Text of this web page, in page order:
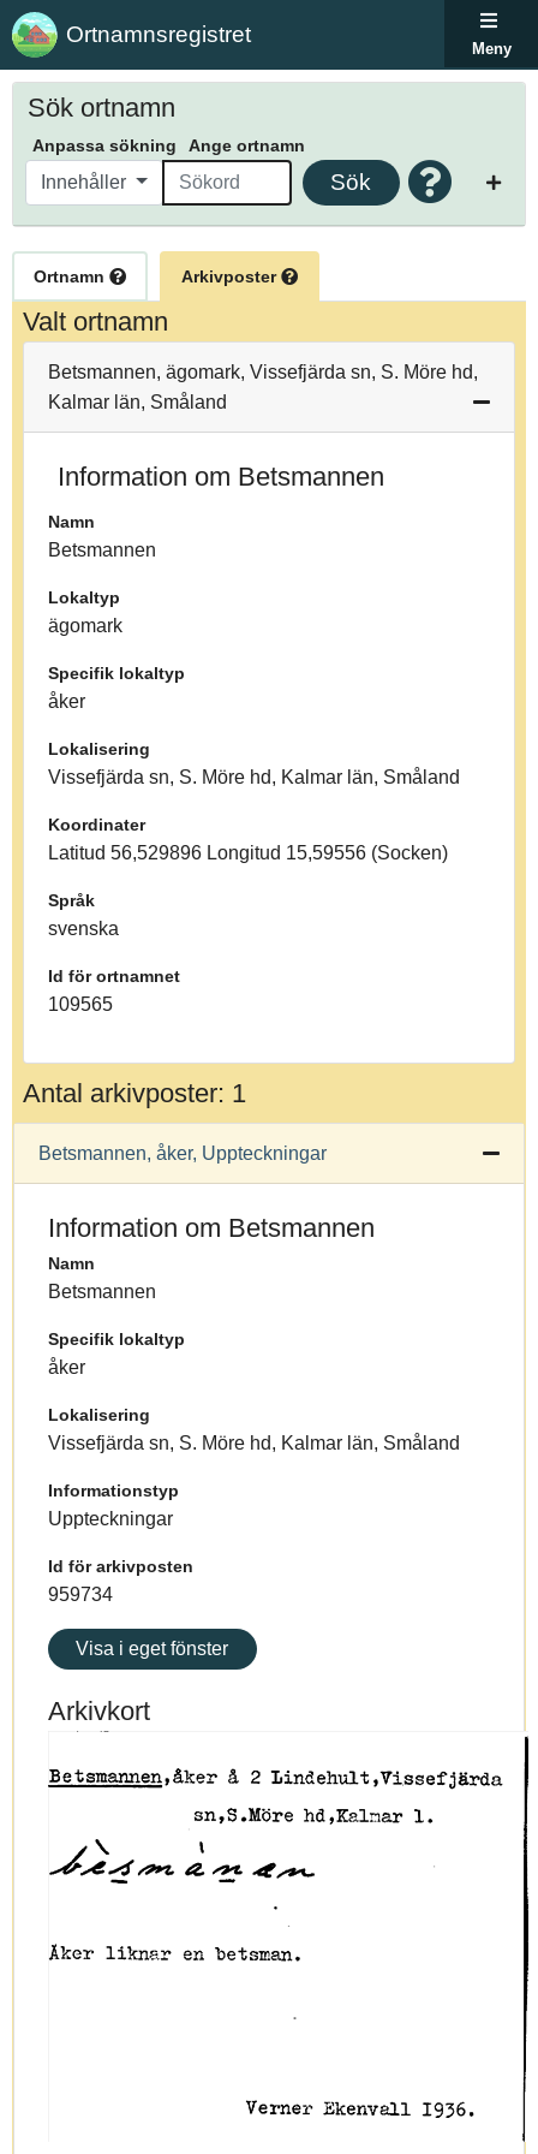
Ortnamnsregistret
Meny
Sök ortnamn
Anpassa sökning Ange ortnamn
Innehåller Sök
Ortnamn Arkivposter
Valt ortnamn
Betsmannen, ägomark, Vissefjärda sn, S. Möre hd,
Kalmar län, Småland
Information om Betsmannen
Namn
Betsmannen
Lokaltyp
ägomark
Specifik lokaltyp
åker
Lokalisering
Vissefjärda sn, S. Möre hd, Kalmar län, Småland
Koordinater
Latitud 56,529896 Longitud 15,59556 (Socken)
Språk
svenska
Id för ortnamnet
109565
Antal arkivposter: 1
Betsmannen, åker, Uppteckningar
Information om Betsmannen
Namn
Betsmannen
Specifik lokaltyp
åker
Lokalisering
Vissefjärda sn, S. Möre hd, Kalmar län, Småland
Informationstyp
Uppteckningar
Id för arkivposten
959734
Visa i eget fönster
Arkivkort